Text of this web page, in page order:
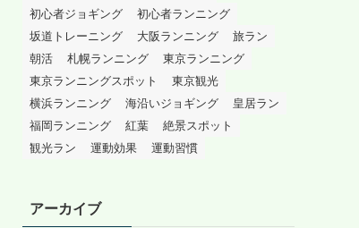
初心者ジョギング
初心者ランニング
坂道トレーニング
大阪ランニング
旅ラン
朝活
札幌ランニング
東京ランニング
東京ランニングスポット
東京観光
横浜ランニング
海沿いジョギング
皇居ラン
福岡ランニング
紅葉
絶景スポット
観光ラン
運動効果 運動習慣
アーカイブ